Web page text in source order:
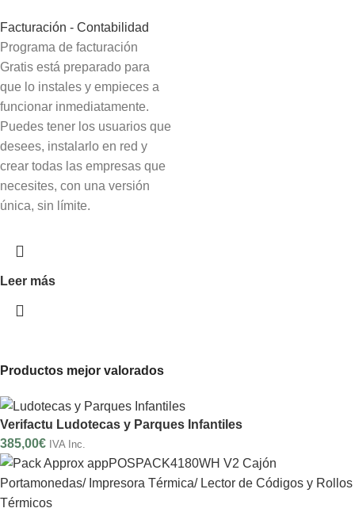
Productos mejor valorados
Verifactu Ludotecas y Parques Infantiles
385,00€ IVA Inc.
Facturación - Contabilidad
Programa de facturación
Gratis está preparado para
que lo instales y empieces a
funcionar inmediatamente.
Puedes tener los usuarios que
desees, instalarlo en red y
crear todas las empresas que
necesites, con una versión
única, sin límite.
Leer más